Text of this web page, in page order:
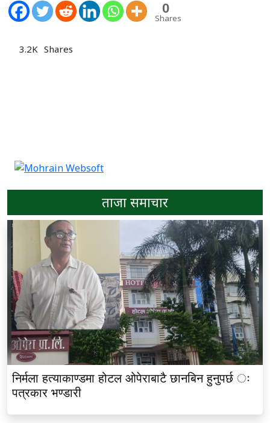
0
Shares
3.2K Shares
ताजा समाचार
निर्मला हत्याकाण्डमा होटल ओपेराबाटै छानबिन हुनुपर्छ ः
पत्रकार भण्डारी